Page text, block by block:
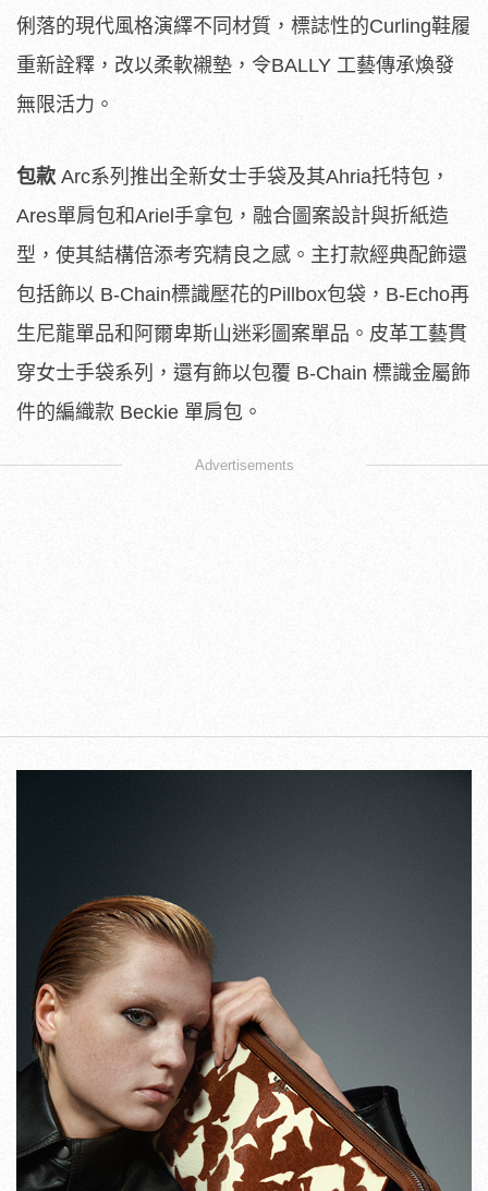
俐落的現代風格演繹不同材質，標誌性的Curling鞋履
重新詮釋，改以柔軟襯墊，令BALLY 工藝傳承煥發
無限活力。
包款 Arc系列推出全新女士手袋及其Ahria托特包，
Ares單肩包和Ariel手拿包，融合圖案設計與折紙造
型，使其結構倍添考究精良之感。主打款經典配飾還
包括飾以 B-Chain標識壓花的Pillbox包袋，B-Echo再
生尼龍單品和阿爾卑斯山迷彩圖案單品。皮革工藝貫
穿女士手袋系列，還有飾以包覆 B-Chain 標識金屬飾
件的編織款 Beckie 單肩包。
Advertisements